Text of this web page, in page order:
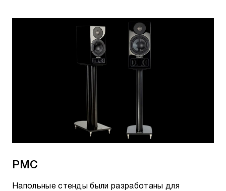
PMC
Напольные стенды были разработаны для